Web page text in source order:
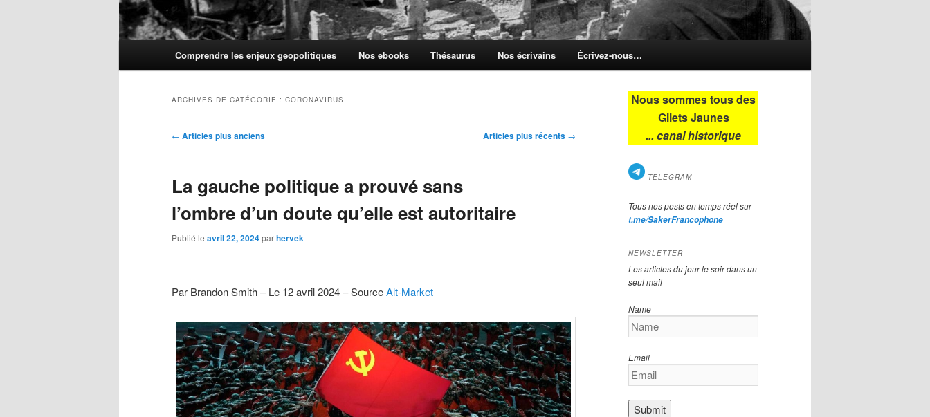
Comprendre les enjeux geopolitiques Nos ebooks Thésaurus Nos écrivains Écrivez-nous…
ARCHIVES DE CATÉGORIE : CORONAVIRUS
Navigation
← Articles plus anciens Articles plus récents →
La gauche politique a prouvé sans
l’ombre d’un doute qu’elle est autoritaire
Publié le avril 22, 2024parhervek
Par Brandon Smith – Le 12 avril 2024 – SourceAlt-Market
Nous sommes tous des
Gilets Jaunes
... canal historique
TELEGRAM
Tous nos posts en temps réel sur
t.me/SakerFrancophone
NEWSLETTER
Les articles du jour le soir dans un
seul mail
Name
Email